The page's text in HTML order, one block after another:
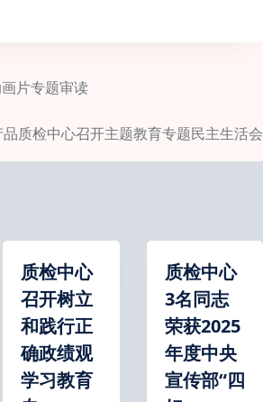
片专题审读
品质检中心召开主题教育专题民主生活会
质检中心
召开树立
和践行正
确政绩观
学习教育
质检中心
3名同志
荣获2025
年度中央
宣传部“四